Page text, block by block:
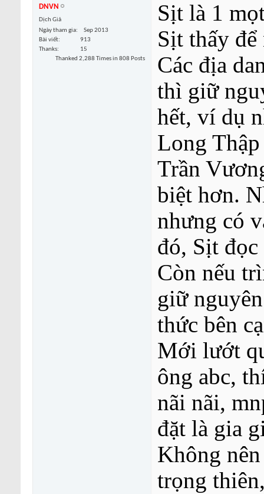
DNVN
Dịch Giả
Ngày tham gia
Sep 2013
Bài viết
913
Thanks
15
Thanked 2,288 Times in 808 Posts
Sịt là 1
Sịt thấy
Các địa
thì giữ
hết, ví dụ
Long
Trần
biệt hơn.
nhưng có
đó, Sịt
Còn nếu
giữ
thức bên
Mới lướt
ông abc,
nãi nãi,
đặt là gia
Không
trọng